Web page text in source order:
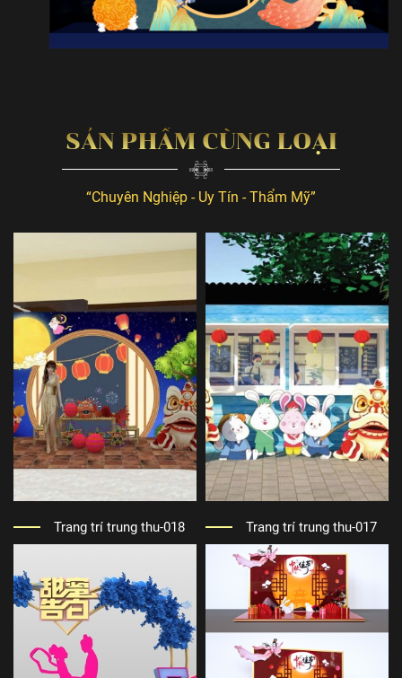
SẢN PHẨM CÙNG LOẠI
“Chuyên Nghiệp - Uy Tín - Thẩm Mỹ”
Trang trí trung thu-018 Trang trí trung thu-017